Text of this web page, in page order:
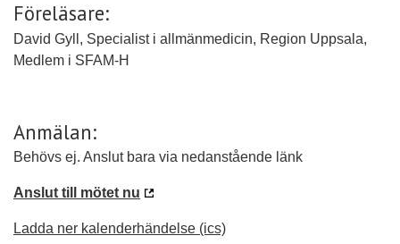
Föreläsare:
David Gyll, Specialist i allmänmedicin, Region Uppsala,
Medlem i SFAM-H
Anmälan:
Behövs ej. Anslut bara via nedanstående länk
Anslut till mötet nu
Ladda ner kalenderhändelse (ics)